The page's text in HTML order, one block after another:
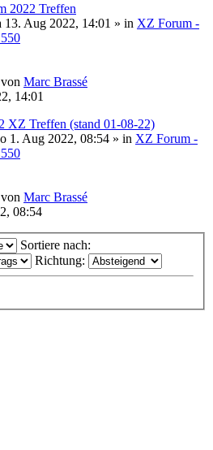
2022 Treffen
13. Aug 2022, 14:01 » in XZ Forum -
von Marc Brassé
14:01
XZ Treffen (stand 01-08-22)
1. Aug 2022, 08:54 » in XZ Forum -
von Marc Brassé
08:54
Sortiere nach:
Richtung: